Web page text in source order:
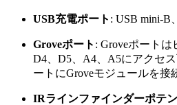
USB充電ポート : USB mini-B
Groveポート : Groveポートは
D4、D5、A4、A5にアクセ
ートにGroveモジュールを接
IRラインファインダーポテ